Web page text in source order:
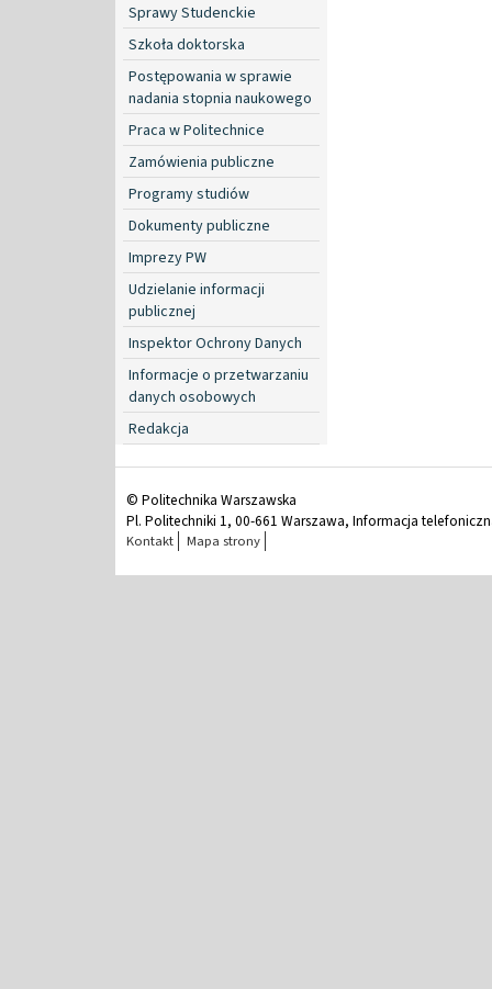
Sprawy Studenckie
Szkoła doktorska
Postępowania w sprawie
nadania stopnia naukowego
Praca w Politechnice
Zamówienia publiczne
Programy studiów
Dokumenty publiczne
Imprezy PW
Udzielanie informacji
publicznej
Inspektor Ochrony Danych
Informacje o przetwarzaniu
danych osobowych
Redakcja
© Politechnika Warszawska
Pl. Politechniki 1, 00-661 Warszawa, Informacja
Kontakt Mapa strony